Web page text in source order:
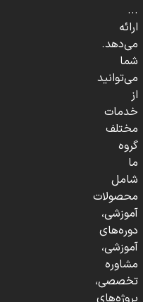
...
ارائه
می‌دهد.
شما
می‌توانید
از
خدمات
مختلف
گروه
ما
شامل
محصولات
آموزشی،
دوره‌های
آموزشی،
مشاوره
تخصصی،
پروژه‌های